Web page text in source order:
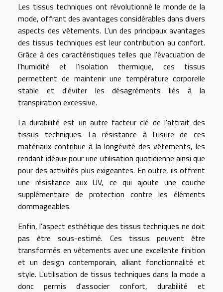
Les tissus techniques ont révolutionné le monde de la
mode, offrant des avantages considérables dans divers
aspects des vêtements. L'un des principaux avantages
des tissus techniques est leur contribution au confort.
Grâce à des caractéristiques telles que l'évacuation de
l'humidité et l'isolation thermique, ces tissus
permettent de maintenir une température corporelle
stable et d'éviter les désagréments liés à la
transpiration excessive.
La durabilité est un autre facteur clé de l'attrait des
tissus techniques. La résistance à l'usure de ces
matériaux contribue à la longévité des vêtements, les
rendant idéaux pour une utilisation quotidienne ainsi que
pour des activités plus exigeantes. En outre, ils offrent
une résistance aux UV, ce qui ajoute une couche
supplémentaire de protection contre les éléments
dommageables.
Enfin, l'aspect esthétique des tissus techniques ne doit
pas être sous-estimé. Ces tissus peuvent être
transformés en vêtements avec une excellente finition
et un design contemporain, alliant fonctionnalité et
style. L'utilisation de tissus techniques dans la mode a
donc permis d'associer confort, durabilité et